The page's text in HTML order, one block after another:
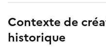
Contexte de
historique